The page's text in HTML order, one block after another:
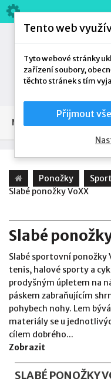
NAŠE NABÍDKA
Ponožky
Slabé ponožky VoXX
Slabé
Slabé sportovní ponožky
tenis, halové sporty a
prodyšným úpletem na
páskem zabraňujícím
pohybech nohy. Lem
materiály se u
cílem dobrého...
Zobrazit
SLABÉ PONOŽKY
Tento web
Tyto webové stránky
zařízení soubory,
těchto stránek s tím
Přijmout